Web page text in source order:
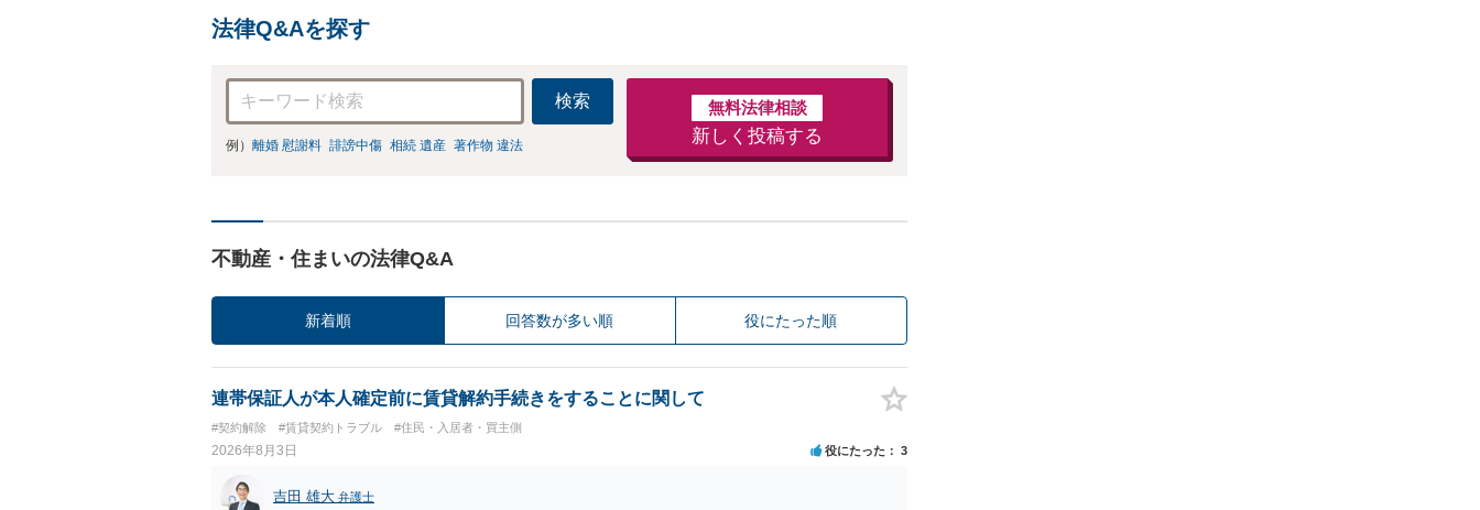
法律Q&Aを探す
検索
例） 離婚 慰謝料 誹謗中傷 相続 遺産 著作物 違法
無料法律相談
新しく投稿する
不動産・住まいの法律Q&A
新着順 回答数が多い順 役にたった順
連帯保証人が本人確定前に賃貸解約手続きをすることに関して
#契約解除 #賃貸契約トラブル #住民・入居者・買主側
2026年8月3日 役にたった 3
吉田 雄大 弁護士